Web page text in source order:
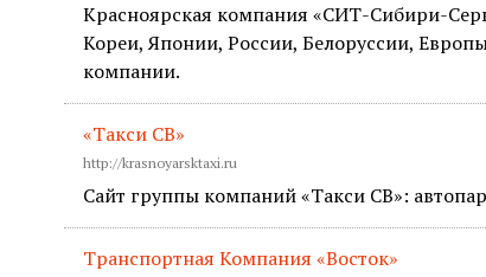
Красноярская компания «СИТ-Сибири-
Кореи, Японии, России, Белоруссии,
компании.
«Такси СВ»
http://krasnoyarsktaxi.ru
Сайт группы компаний «Такси СВ»:
Транспортная Компания «Восток»